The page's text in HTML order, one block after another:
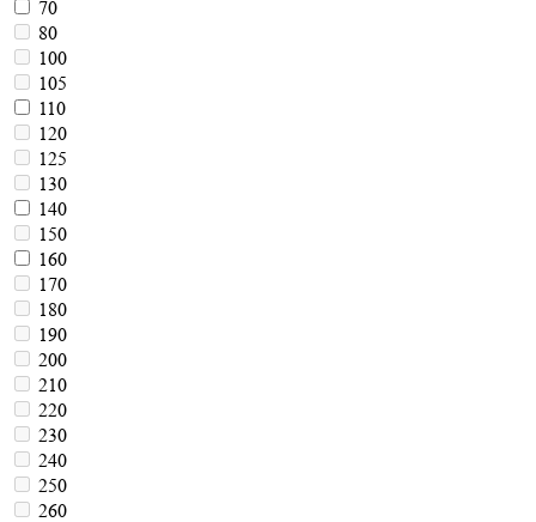
70
80
100
105
110
120
125
130
140
150
160
170
180
190
200
210
220
230
240
250
260